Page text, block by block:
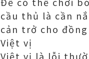
cầu thủ là cần
cản trở cho
Việt vị
Việt vị là lỗi